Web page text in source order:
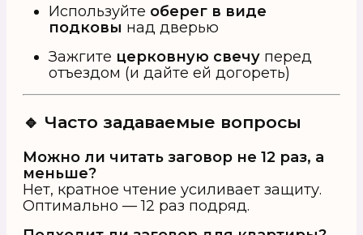
Используйте оберег в виде
подковы над дверью
Зажгите церковную свечу перед
отъездом (и дайте ей догореть)
🔹 Часто задаваемые вопросы
Можно ли читать заговор не 12 раз, а
меньше?
Нет, кратное чтение усиливает защиту.
Оптимально — 12 раз подряд.